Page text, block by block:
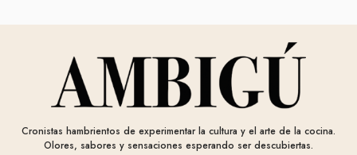
Cronistas hambrientos de experimentar la cultura y el arte de la cocina.
Olores, sabores y sensaciones esperando ser descubiertas.